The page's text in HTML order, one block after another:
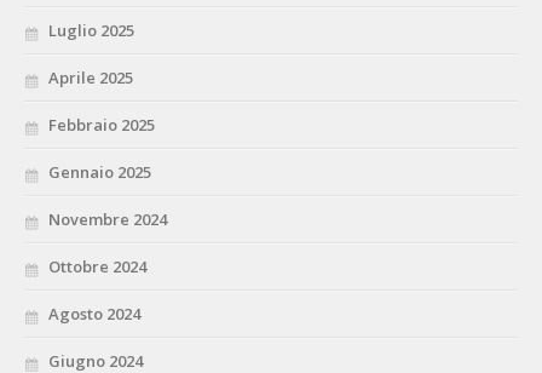
Luglio 2025
Aprile 2025
Febbraio 2025
Gennaio 2025
Novembre 2024
Ottobre 2024
Agosto 2024
Giugno 2024